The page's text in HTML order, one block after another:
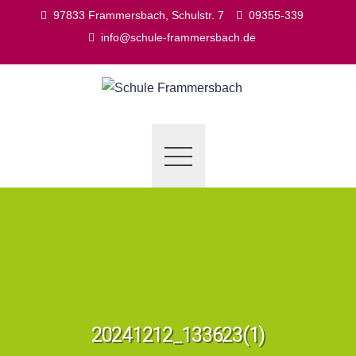
97833 Frammersbach, Schulstr. 7
09355-339
info@schule-frammersbach.de
20241212_133623(1)